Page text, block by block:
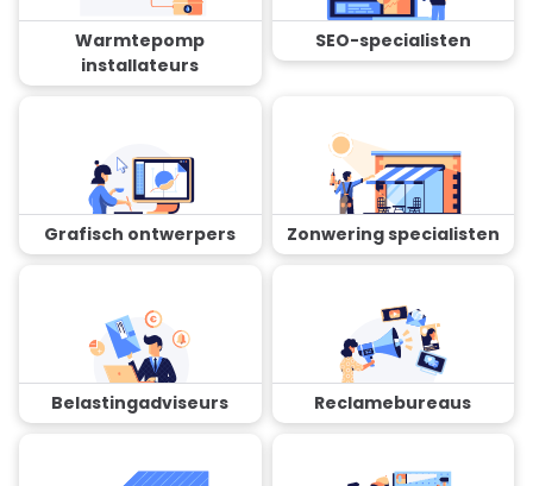
Warmtepomp
installateurs
SEO-specialisten
Grafisch ontwerpers Zonwering specialisten
Belastingadviseurs Reclamebureaus